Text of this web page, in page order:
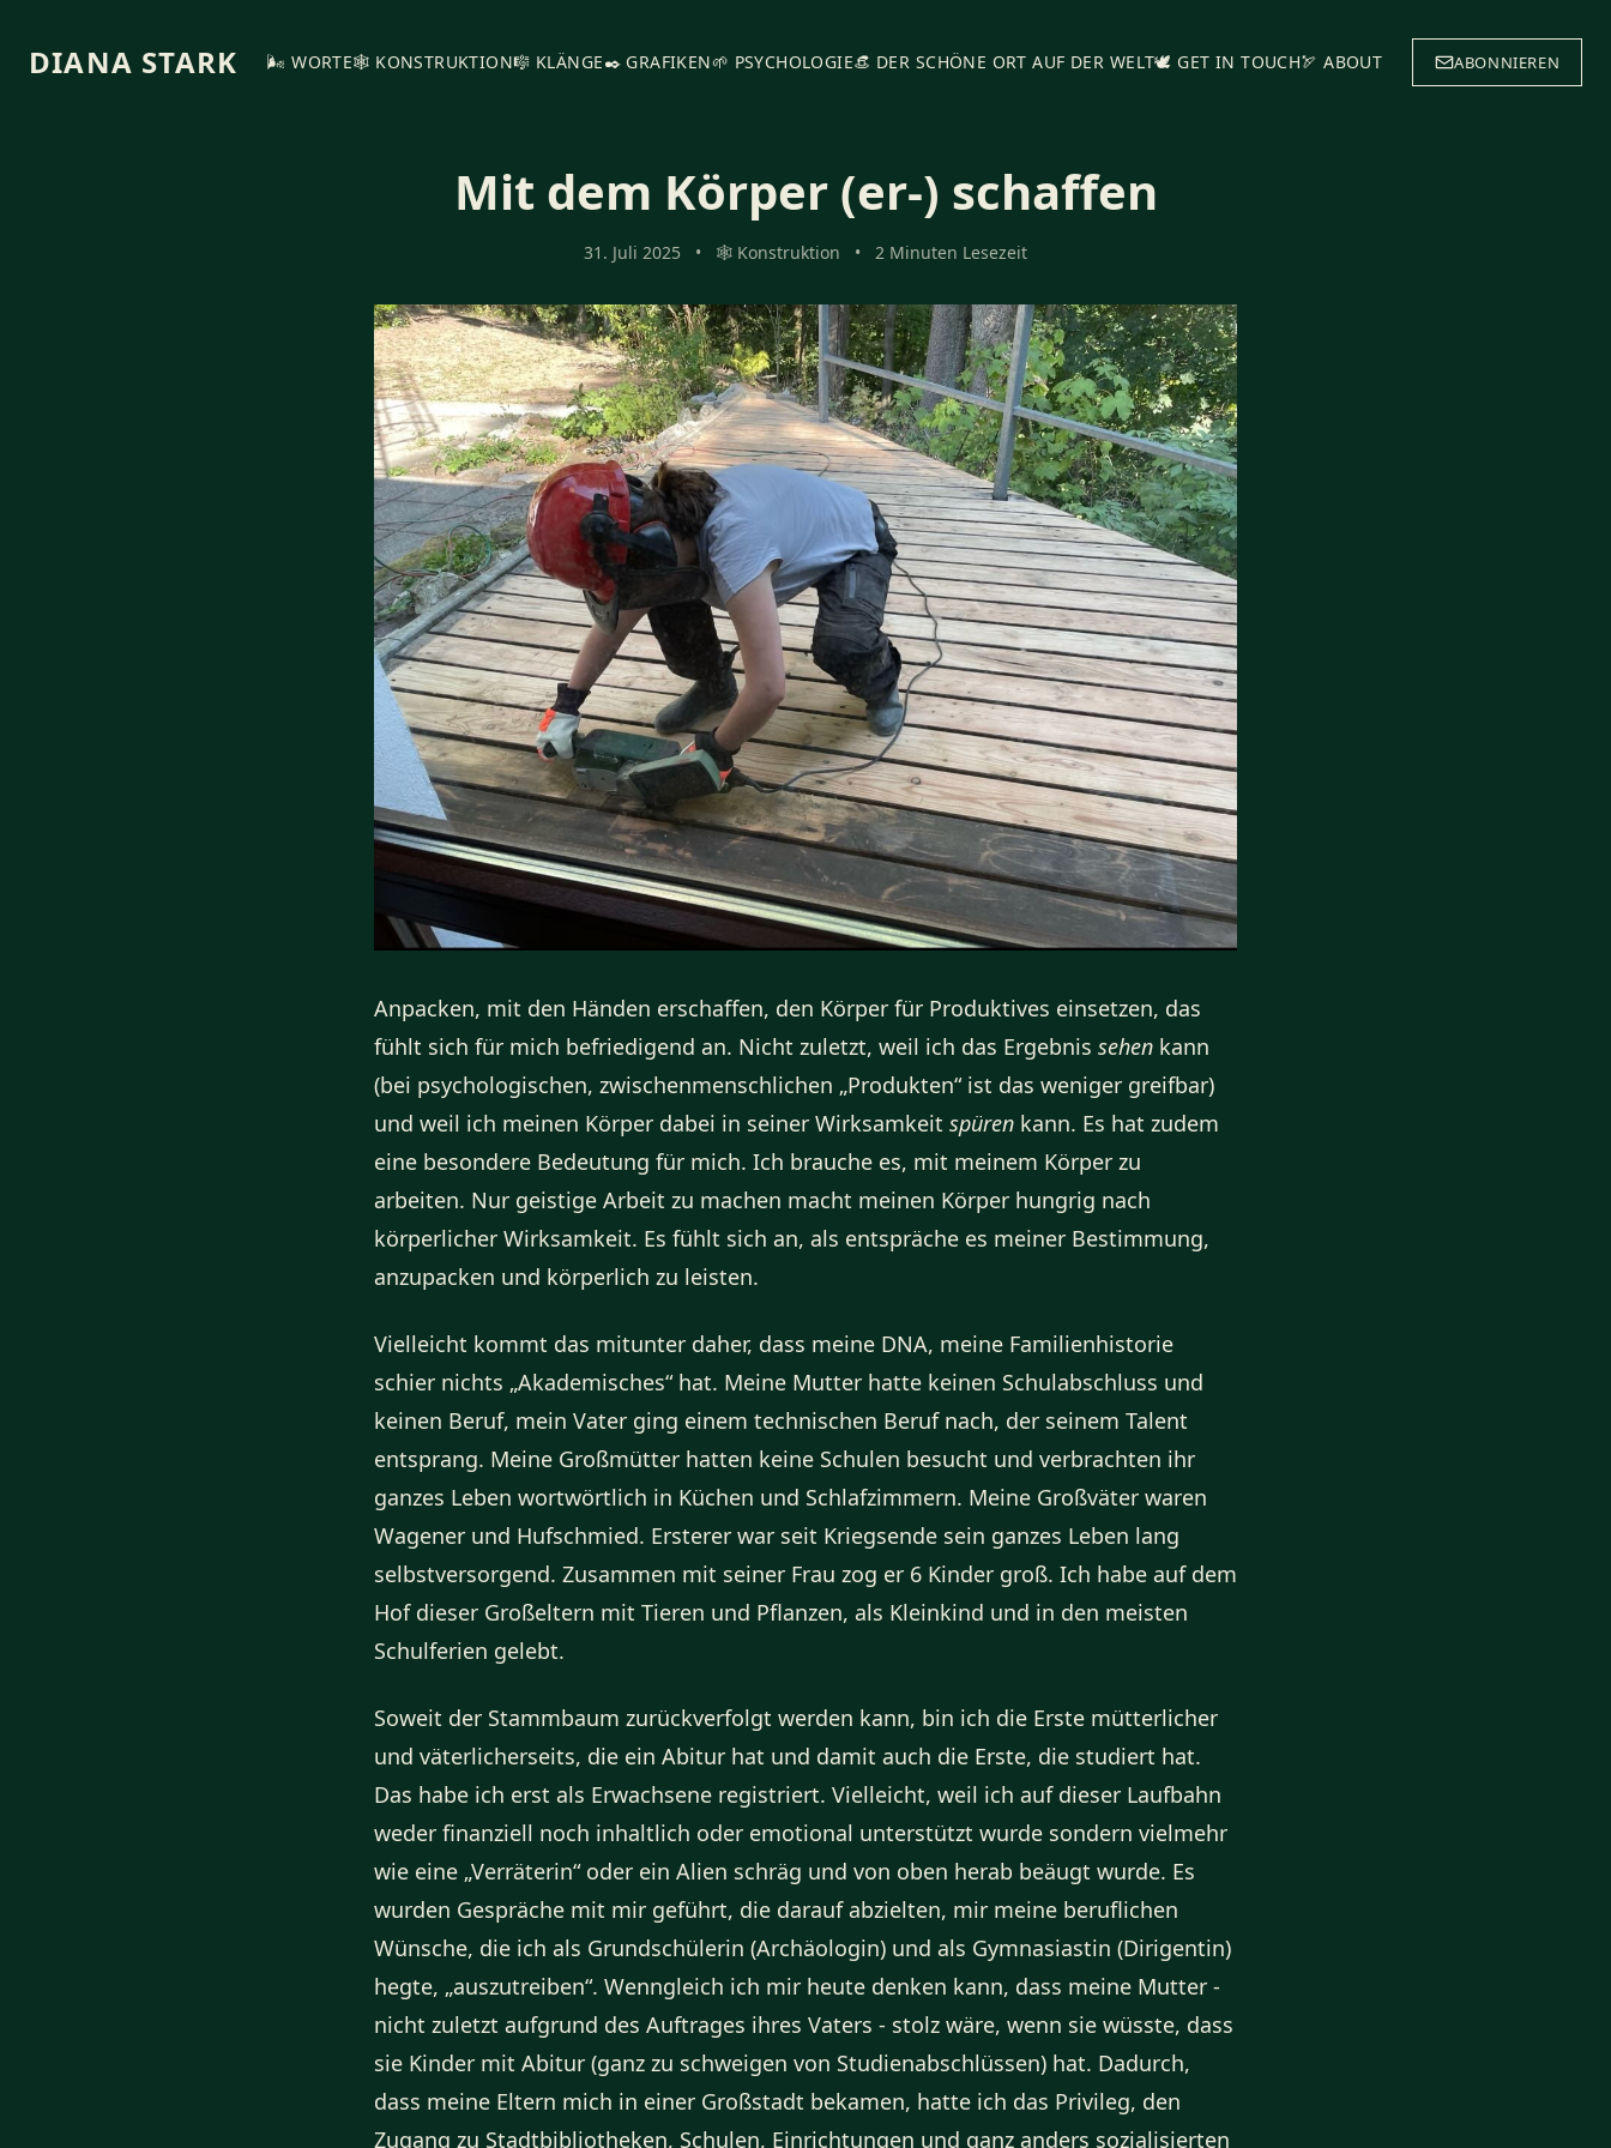
DIANA STARK 🌬️ WORTE🕸️ KONSTRUKTION🎼 KLÄNGE✒️ GRAFIKEN🌱 PSYCHOLOGIE👒 DER SCHÖNE ORT AUF DER WELT🕊️ GET IN TOUCH🏹 ABOUT ABONNIEREN
Mit dem Körper (er-) schaffen
31. Juli 2025 • 🕸️ Konstruktion • 2 Minuten Lesezeit
Anpacken, mit den Händen erschaffen, den Körper für Produktives einsetzen, das
fühlt sich für mich befriedigend an. Nicht zuletzt, weil ich das Ergebnis sehen kann
(bei psychologischen, zwischenmenschlichen „Produkten“ ist das weniger greifbar)
und weil ich meinen Körper dabei in seiner Wirksamkeit spüren kann. Es hat zudem
eine besondere Bedeutung für mich. Ich brauche es, mit meinem Körper zu
arbeiten. Nur geistige Arbeit zu machen macht meinen Körper hungrig nach
körperlicher Wirksamkeit. Es fühlt sich an, als entspräche es meiner Bestimmung,
anzupacken und körperlich zu leisten.
Vielleicht kommt das mitunter daher, dass meine DNA, meine Familienhistorie
schier nichts „Akademisches“ hat. Meine Mutter hatte keinen Schulabschluss und
keinen Beruf, mein Vater ging einem technischen Beruf nach, der seinem Talent
entsprang. Meine Großmütter hatten keine Schulen besucht und verbrachten ihr
ganzes Leben wortwörtlich in Küchen und Schlafzimmern. Meine Großväter waren
Wagener und Hufschmied. Ersterer war seit Kriegsende sein ganzes Leben lang
selbstversorgend. Zusammen mit seiner Frau zog er 6 Kinder groß. Ich habe auf dem
Hof dieser Großeltern mit Tieren und Pflanzen, als Kleinkind und in den meisten
Schulferien gelebt.
Soweit der Stammbaum zurückverfolgt werden kann, bin ich die Erste mütterlicher
und väterlicherseits, die ein Abitur hat und damit auch die Erste, die studiert hat.
Das habe ich erst als Erwachsene registriert. Vielleicht, weil ich auf dieser Laufbahn
weder finanziell noch inhaltlich oder emotional unterstützt wurde sondern vielmehr
wie eine „Verräterin“ oder ein Alien schräg und von oben herab beäugt wurde. Es
wurden Gespräche mit mir geführt, die darauf abzielten, mir meine beruflichen
Wünsche, die ich als Grundschülerin (Archäologin) und als Gymnasiastin (Dirigentin)
hegte, „auszutreiben“. Wenngleich ich mir heute denken kann, dass meine Mutter -
nicht zuletzt aufgrund des Auftrages ihres Vaters - stolz wäre, wenn sie wüsste, dass
sie Kinder mit Abitur (ganz zu schweigen von Studienabschlüssen) hat. Dadurch,
dass meine Eltern mich in einer Großstadt bekamen, hatte ich das Privileg, den
Zugang zu Stadtbibliotheken, Schulen, Einrichtungen und ganz anders sozialisierten